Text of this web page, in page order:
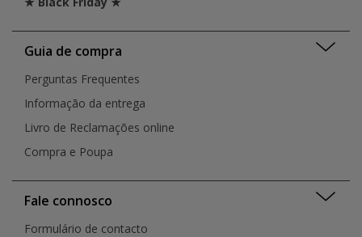
Guia de compra
Perguntas Frequentes
Informação da entrega
Livro de Reclamações online
Compra e Poupa
Fale connosco
Formulário de contacto